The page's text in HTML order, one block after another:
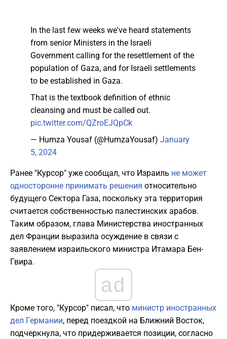
In the last few weeks we've heard statements
from senior Ministers in the Israeli
Government calling for the resettlement of the
population of Gaza, and for Israeli settlements
to be established in Gaza.
That is the textbook definition of ethnic
cleansing and must be called out.
pic.twitter.com/QZroEJQpCk
— Humza Yousaf (@HumzaYousaf) January
5, 2024
Ранее "Курсор" уже сообщал, что Израиль не может
односторонне принимать решения относительно
будущего Сектора Газа, поскольку эта территория
считается собственностью палестинских арабов.
Таким образом, глава Министерства иностранных
дел Франции выразила осуждение в связи с
заявлением израильского министра Итамара Бен-
Гвира.
ad
Кроме того, "Курсор" писал, что министр иностранных
дел Германии, перед поездкой на Ближний Восток,
подчеркнула, что придерживается позиции, согласно